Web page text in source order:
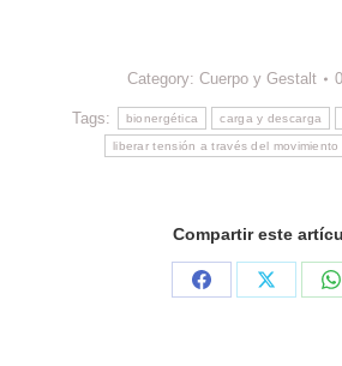
Category: Cuerpo y Gestalt
Tags: bionergética carga y descarga
liberar tensión a través del movimiento
Compartir este
Share
Share